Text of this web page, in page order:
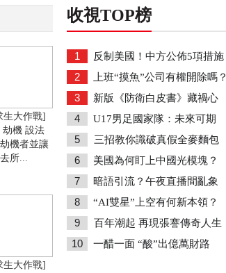
生大作戰]
劫機 設法
機者並讓
所...
生大作戰]
收視TOP榜
1 反制美國！中方公佈5項措施
2 上班“摸魚”公司有權開除嗎？
3 新版《防衛白皮書》藏禍心
4 U17男足國家隊：未來可期
5 三招教你識破真假全麥麵包
6 美國為何盯上中國光模塊？
7 暗語引流？午夜直播間亂象
8 “AI雙星”上空有何新本領？
9 百年潮起 再現張謇傳奇人生
10 一醋一面 “酸”出億萬財路